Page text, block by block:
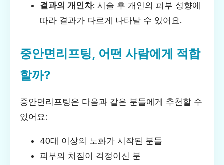
결과의 개인차: 시술 후 개인의 피부 성향에
따라 결과가 다르게 나타날 수 있어요.
중안면리프팅, 어떤 사람에게 적합
할까?
중안면리프팅은 다음과 같은 분들에게 추천할 수
있어요:
40대 이상의 노화가 시작된 분들
피부의 처짐이 걱정이신 분